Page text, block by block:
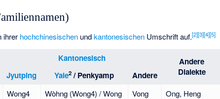
ihrer hochchinesischen undkantonesischen Umschrift auf.[2][3][4][5]
Kantonesisch
Andere
Dialekte
Jyutping Yale2 /Penkyamp Andere
Wong4 Wòhng (Wong4) / Wong Vong
Ong, Heng